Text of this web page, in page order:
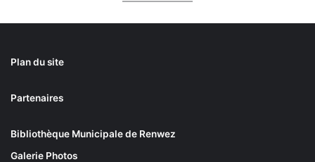
Plan du site
Partenaires
Bibliothèque Municipale de Renwez
Galerie Photos